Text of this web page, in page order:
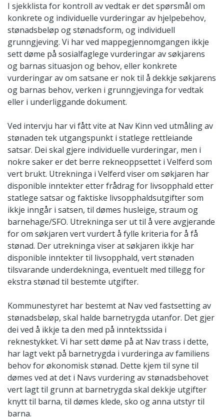
I sjekklista for kontroll av vedtak er det spørsmål om
konkrete og individuelle vurderingar av hjelpebehov,
stønadsbeløp og stønadsform, og individuell
grunngjeving. Vi har ved mappegjennomgangen ikkje
sett døme på sosialfaglege vurderingar av søkjarens
og barnas situasjon og behov, eller konkrete
vurderingar av om satsane er nok til å dekkje søkjarens
og barnas behov, verken i grunngjevinga for vedtak
eller i underliggande dokument.
Ved intervju har vi fått vite at Nav Kinn ved utmåling av
stønaden tek utgangspunkt i statlege rettleiande
satsar. Dei skal gjere individuelle vurderingar, men i
nokre saker er det berre rekneoppsettet i Velferd som
vert brukt. Utrekninga i Velferd viser om søkjaren har
disponible inntekter etter frådrag for livsopphald etter
statlege satsar og faktiske livsopphaldsutgifter som
ikkje inngår i satsen, til dømes husleige, straum og
barnehage/SFO. Utrekninga ser ut til å vere avgjerande
for om søkjaren vert vurdert å fylle kriteria for å få
stønad. Der utrekninga viser at søkjaren ikkje har
disponible inntekter til livsopphald, vert stønaden
tilsvarande underdekninga, eventuelt med tillegg for
ekstra stønad til bestemte utgifter.
Kommunestyret har bestemt at Nav ved fastsetting av
stønadsbeløp, skal halde barnetrygda utanfor. Det gjer
dei ved å ikkje ta den med på inntektssida i
reknestykket. Vi har sett døme på at Nav trass i dette,
har lagt vekt på barnetrygda i vurderinga av familiens
behov for økonomisk stønad. Dette kjem til syne til
dømes ved at det i Navs vurdering av stønadsbehovet
vert lagt til grunn at barnetrygda skal dekkje utgifter
knytt til barna, til dømes klede, sko og anna utstyr til
barna.